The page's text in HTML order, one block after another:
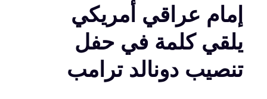
إمام عراقي أمريكي
يلقي كلمة في حفل
تنصيب دونالد ترامب